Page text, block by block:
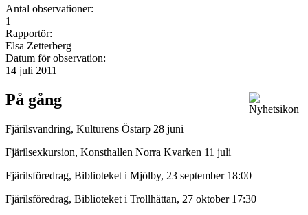
Antal observationer:
1
Rapportör:
Elsa Zetterberg
Datum för observation:
14 juli 2011
På gång
Fjärilsvandring, Kulturens Östarp 28 juni
Fjärilsexkursion, Konsthallen Norra Kvarken 11 juli
Fjärilsföredrag, Biblioteket i Mjölby, 23 september 18:00
Fjärilsföredrag, Biblioteket i Trollhättan, 27 oktober 17:30